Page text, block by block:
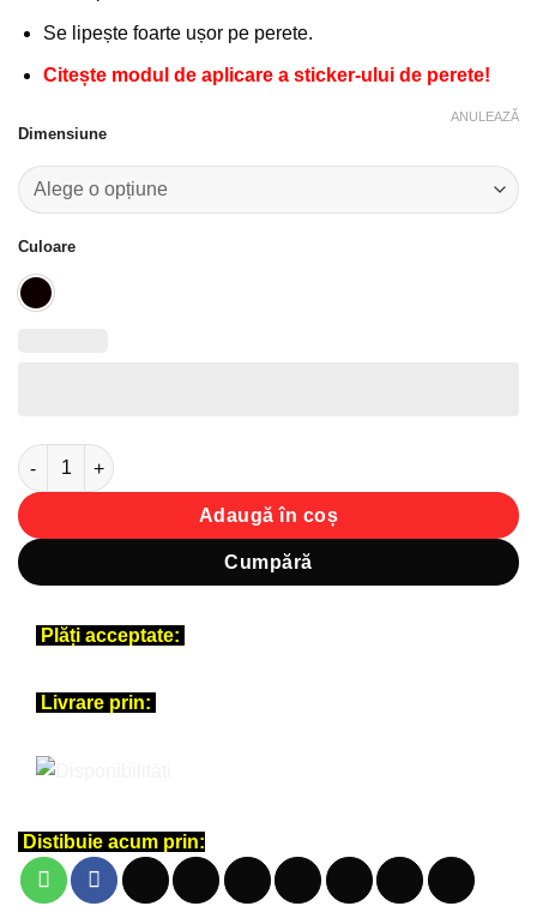
Se lipește foarte ușor pe perete.
Citește modul de aplicare a sticker-ului de perete!
Dimensiune
Culoare
ANULEAZĂ
Cantitate Sticker perete siluetă - Fetiță cu glob pământesc și
Adaugă în coș
Cumpără
Plăți acceptate:
Livrare prin:
Distibuie acum prin: